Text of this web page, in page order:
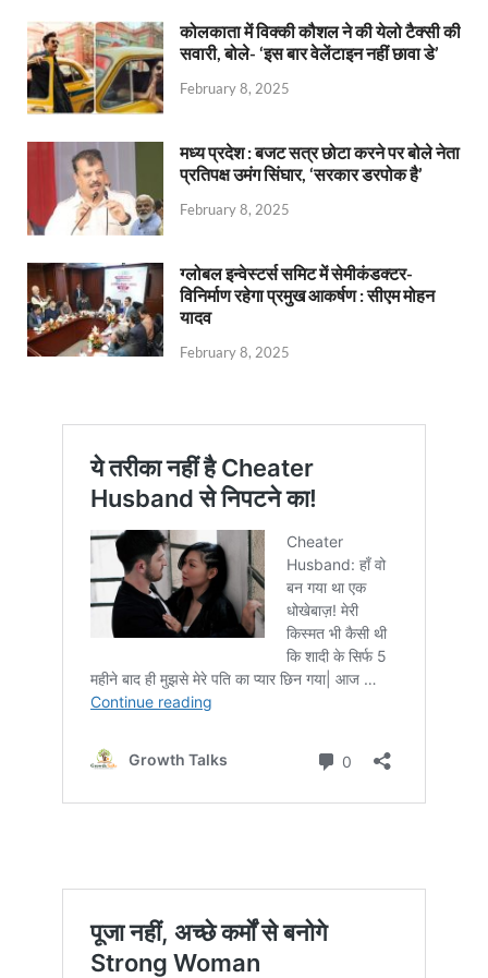
कोलकाता में विक्की कौशल ने की येलो टैक्सी की
सवारी, बोले- ‘इस बार वेलेंटाइन नहीं छावा डे’
February 8, 2025
मध्य प्रदेश : बजट सत्र छोटा करने पर बोले नेता
प्रतिपक्ष उमंग सिंघार, ‘सरकार डरपोक है’
February 8, 2025
ग्लोबल इन्वेस्टर्स समिट में सेमीकंडक्टर-
विनिर्माण रहेगा प्रमुख आकर्षण : सीएम मोहन
यादव
February 8, 2025